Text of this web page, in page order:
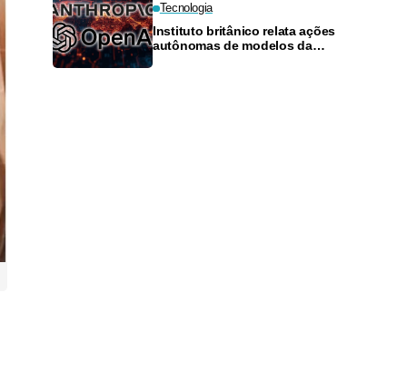
Tecnologia
Instituto britânico relata ações
autônomas de modelos da